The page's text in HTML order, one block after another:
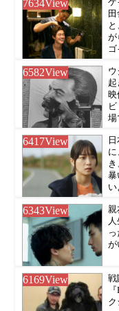
7634View
が
6582View
映
場
6417View
暴
い
6343View
親
が
6169View
戦
ク